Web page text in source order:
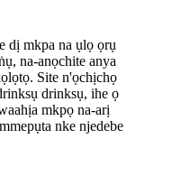
dị mkpa na ụlọ ọrụ
na-anọchite anya
Site n'ọchịchọ
drinksụ, ihe ọ
mkpọ na-arị
nke njedebe